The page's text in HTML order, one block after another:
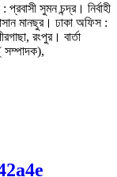
সুমন চন্দ্র। নির্বাহী
মানছুর। ঢাকা অফিস :
রংপুর। বার্তা
সম্পাদক),